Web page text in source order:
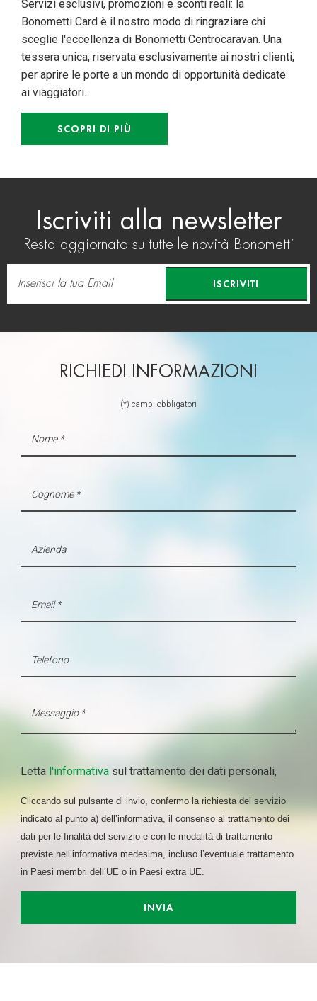
Servizi esclusivi, promozioni e sconti reali: la
Bonometti Card è il nostro modo di ringraziare chi
sceglie l'eccellenza di Bonometti Centrocaravan. Una
tessera unica, riservata esclusivamente ai nostri clienti,
per aprire le porte a un mondo di opportunità dedicate
ai viaggiatori.
SCOPRI DI PIÙ
Iscriviti alla newsletter
Resta aggiornato su tutte le novità Bonometti
ISCRIVITI
RICHIEDI INFORMAZIONI
(*) campi obbligatori
Letta l'informativasul trattamento dei dati personali,
Cliccando sul pulsante di invio, confermo la richiesta del servizio
indicato al punto a) dell’informativa, il consenso al trattamento dei
dati per le finalità del servizio e con le modalità di trattamento
previste nell’informativa medesima, incluso l’eventuale trattamento
in Paesi membri dell’UE o in Paesi extra UE.
INVIA